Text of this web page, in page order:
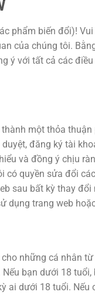
phẩm biến đổi)!
của chúng tôi.
ý với tất cả các
một thỏa
duyệt, đăng ký tài
và đồng ý chịu
có quyền sửa đổi
sau bất kỳ thay
dụng trang web
những cá nhân
bạn dưới 18
ai dưới 18 tuổi.